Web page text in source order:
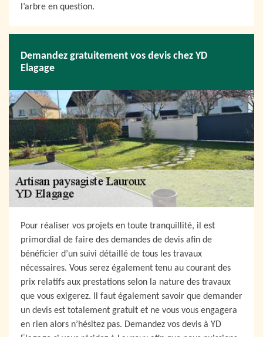
l’arbre en question.
Demandez gratuitement vos devis chez YD
Elagage
Pour réaliser vos projets en toute tranquillité, il est
primordial de faire des demandes de devis afin de
bénéficier d’un suivi détaillé de tous les travaux
nécessaires. Vous serez également tenu au courant des
prix relatifs aux prestations selon la nature des travaux
que vous exigerez. Il faut également savoir que demander
un devis est totalement gratuit et ne vous vous engagera
en rien alors n’hésitez pas. Demandez vos devis à YD